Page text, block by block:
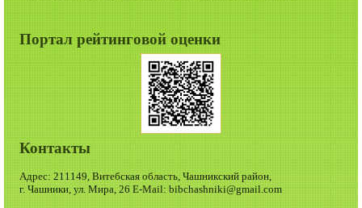
Портал рейтинговой оценки
Контакты
Адрес: 211149, Витебская область, Чашникский район,
г. Чашники, ул. Мира, 26 E-Mail: bibchashniki@gmail.com